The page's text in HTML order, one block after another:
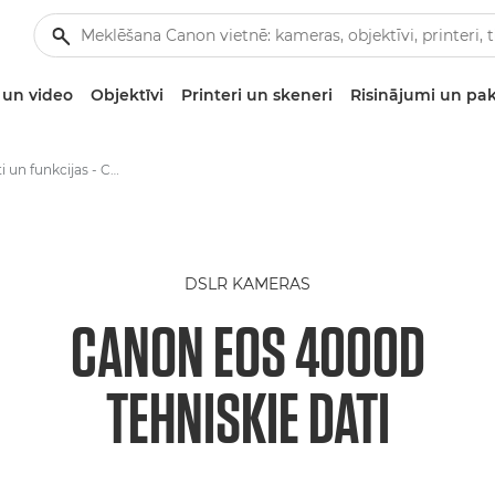
video Objektīvi Printeri un skeneri Risinājumi un
Tehniskie dati un funkcijas - Canon EOS 4000D
DSLR KAMERAS
CANON EOS 4000D
TEHNISKIE DATI